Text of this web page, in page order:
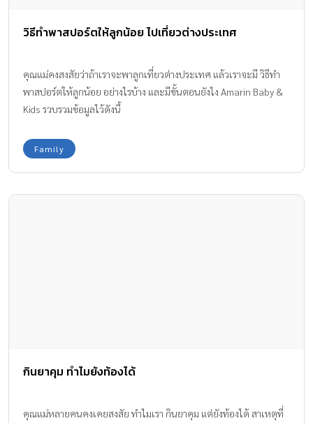
วิธีทำพาสปอร์ตให้ลูกน้อย ไปเที่ยวต่างประเทศ
คุณแม่คงสงสัยว่าถ้าเราจะพาลูกเที่ยวต่างประเทศ แล้วเราจะมี วิธีทำ
พาสปอร์ตให้ลูกน้อย อย่างไรบ้าง และมีขั้นตอนยังไง Amarin Baby &
Kids รวบรวมข้อมูลไว้ดังนี้
Family
กินยาคุม ทำไมยังท้องได้
คุณแม่หลายคนคงเคยสงสัย ทำไมเรา กินยาคุม แต่ยังท้องได้ สาเหตุที่